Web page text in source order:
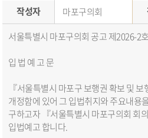
작성자 마포구의회
서울특별시 마포구의회 공고 제2026-2호
입 법 예 고 문
『서울특별시 마포구 보행권 확보 및
개정함에 있어 그 입법취지와 주요내용
구하고자 『서울특별시 마포구의회 회
입법예고 합니다.